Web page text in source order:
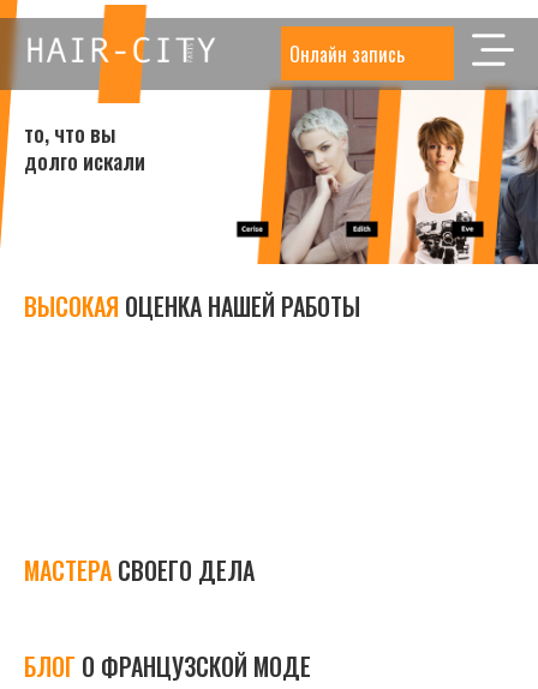
Онлайн запись
то, что вы
долго искали
ВЫСОКАЯ ОЦЕНКА НАШЕЙ РАБОТЫ
МАСТЕРА СВОЕГО ДЕЛА
БЛОГ О ФРАНЦУЗСКОЙ МОДЕ